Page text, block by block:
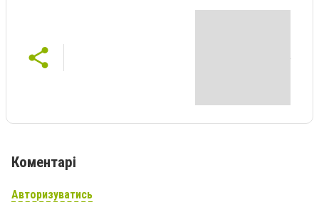
Коментарі
Авторизуватись